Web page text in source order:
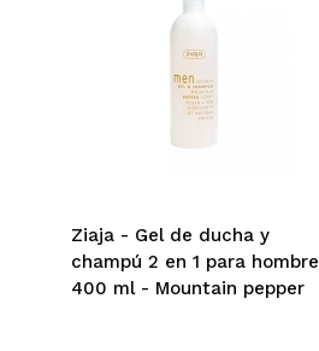
Ziaja - Gel de ducha y
champú 2 en 1 para hombre
400 ml - Mountain pepper